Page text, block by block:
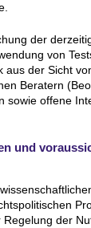
der
von
aus der Sicht
Beratern
sowie offene
und
der